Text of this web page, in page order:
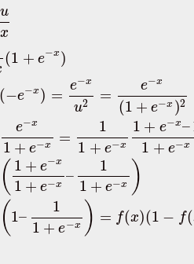
u
x
(1 + e−x )
(−e−x ) =
e−x
u2 =
e−x
(1 + e−x )2
e−x
1 + e−x =
1
1 + e−x
1 + e−x–
1 + e−x
( 1 + e−x
1 + e−x –
1
1 + e−x )
( 1–
1
1 + e−x ) = f(x)(1 − f(